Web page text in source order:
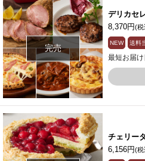
完売
デリカセ
8,370円(税
NEW 送料
最短お届
チェリー
6,156円(税